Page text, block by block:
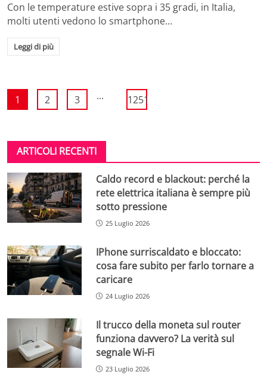
Con le temperature estive sopra i 35 gradi, in Italia,
molti utenti vedono lo smartphone…
Leggi di più
1 2 3 ... 1251
ARTICOLI RECENTI
Caldo record e blackout: perché la
rete elettrica italiana è sempre più
sotto pressione
25 Luglio 2026
IPhone surriscaldato e bloccato:
cosa fare subito per farlo tornare a
caricare
24 Luglio 2026
Il trucco della moneta sul router
funziona davvero? La verità sul
segnale Wi-Fi
23 Luglio 2026